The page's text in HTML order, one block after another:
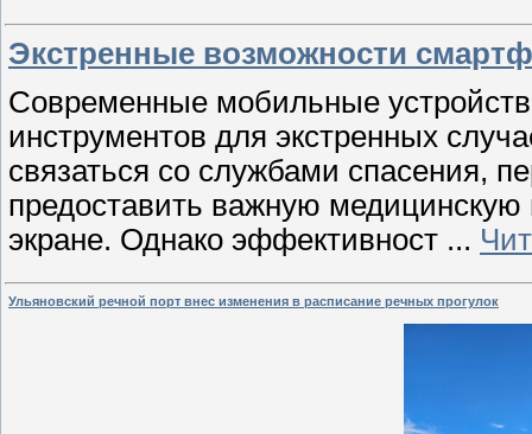
Экстренные возможности
Современные мобильные
инструментов для экстренных
связаться со службами спасения,
предоставить важную
экране. Однако эффективност ...
Ульяновский речной порт внес изменения в расписание речных прогулок